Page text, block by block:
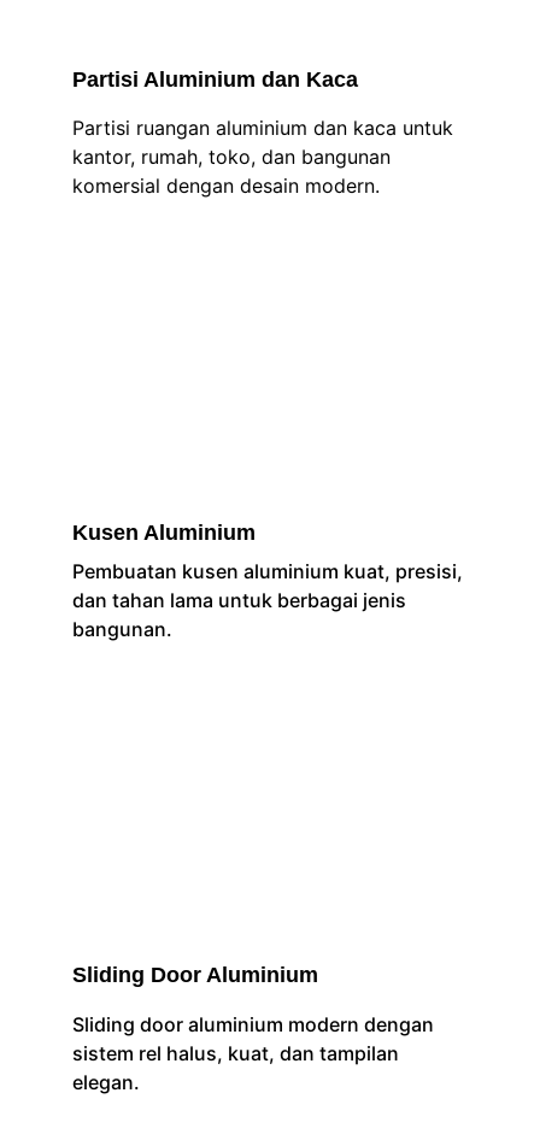
Partisi ruangan aluminium dan kaca untuk
kantor, rumah, toko, dan bangunan
komersial dengan desain modern.
Partisi Aluminium dan Kaca
Kusen Aluminium
Pembuatan kusen aluminium kuat, presisi,
dan tahan lama untuk berbagai jenis
bangunan.
Sliding door aluminium modern dengan
sistem rel halus, kuat, dan tampilan
elegan.
Sliding Door Aluminium